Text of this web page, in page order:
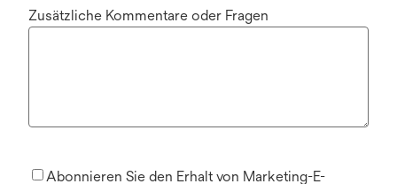
Zusätzliche Kommentare oder Fragen
Abonnieren Sie den Erhalt von Marketing-E-